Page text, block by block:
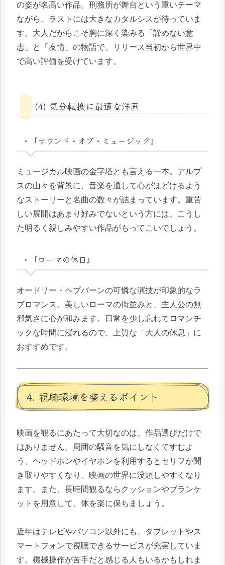
の姿が名高い作品。刑務所が舞台という重いテーマ
ながら、ラストには大きなカタルシスが待っていま
す。大人だからこそ胸に深く染みる「諦めない意
志」と「友情」の物語で、リリース当初から世界中
で高い評価を受けています。
(4) 気分転換に最適な洋画
・『サウンド・オブ・ミュージック』
ミュージカル映画の金字塔とも言える一本。アルプ
スの山々を背景に、音楽を通して心がほどけるよう
なストーリーと名曲の数々が詰まっています。重苦
しい展開はあまり好みでないという方には、こうし
た明るく親しみやすい作品がもってこいでしょう。
・『ローマの休日』
オードリー・ヘプバーンの可憐な演技が印象的なラ
ブロマンス。美しいローマの街並みと、主人公の無
邪気さに心が和みます。日常を少し忘れてロマンチ
ックな時間に浸れるので、上質な「大人の休息」に
おすすめです。
4. 視聴環境を整えるポイント
映画を観るにあたって大切なのは、作品選びだけで
はありません。周囲の騒音を気にしなくてすむよ
う、ヘッドホンやイヤホンを利用するとセリフが聞
き取りやすくなり、映画の世界に没頭しやすくなり
ます。また、長時間観るならクッションやブランケ
ットを用意して、体を楽に保ちましょう。
近年はテレビやパソコン以外にも、タブレットやス
マートフォンで視聴できるサービスが充実していま
す。機械操作が苦手だと感じる人もいるかもしれま